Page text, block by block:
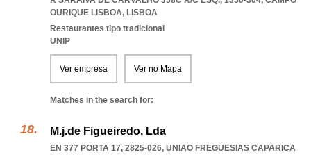
OURIQUE LISBOA, LISBOA
Restaurantes tipo tradicional
UNIP
Ver empresa Ver no Mapa
Matches in the search for:
M.j.de Figueiredo, Lda
EN 377 PORTA 17, 2825-026, UNIAO FREGUESIAS CAPARICA